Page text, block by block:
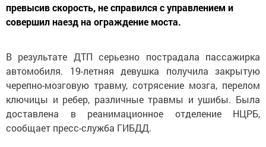
превысив скорость, не справился с управлением и
совершил наезд на ограждение моста.
В результате ДТП серьезно пострадала пассажирка
автомобиля. 19-летняя девушка получила закрытую
черепно-мозговую травму, сотрясение мозга, перелом
ключицы и ребер, различные травмы и ушибы. Была
доставлена в реанимационное отделение НЦРБ,
сообщает пресс-служба ГИБДД.